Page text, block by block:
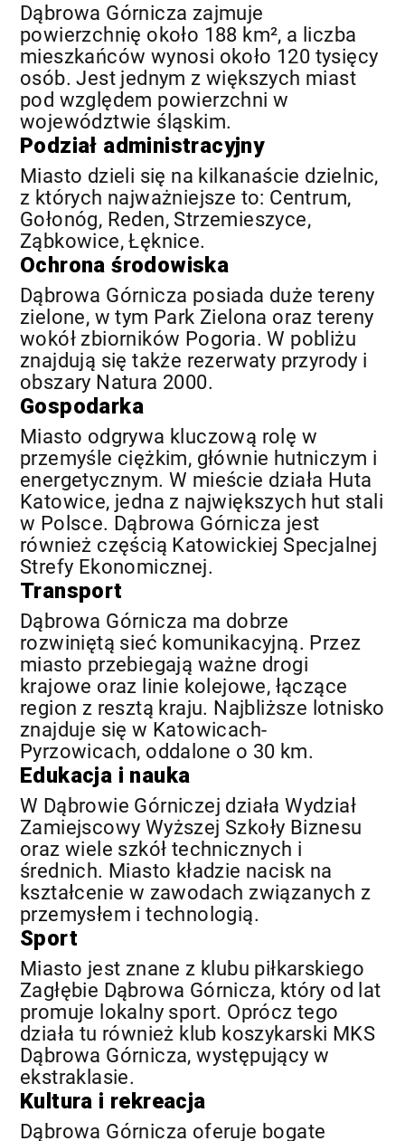
Dąbrowa Górnicza zajmuje
powierzchnię około 188 km², a liczba
mieszkańców wynosi około 120 tysięcy
osób. Jest jednym z większych miast
pod względem powierzchni w
województwie śląskim.
Podział administracyjny
Miasto dzieli się na kilkanaście dzielnic,
z których najważniejsze to: Centrum,
Gołonóg, Reden, Strzemieszyce,
Ząbkowice, Łęknice.
Ochrona środowiska
Dąbrowa Górnicza posiada duże tereny
zielone, w tym Park Zielona oraz tereny
wokół zbiorników Pogoria. W pobliżu
znajdują się także rezerwaty przyrody i
obszary Natura 2000.
Gospodarka
Miasto odgrywa kluczową rolę w
przemyśle ciężkim, głównie hutniczym i
energetycznym. W mieście działa Huta
Katowice, jedna z największych hut stali
w Polsce. Dąbrowa Górnicza jest
również częścią Katowickiej Specjalnej
Strefy Ekonomicznej.
Transport
Dąbrowa Górnicza ma dobrze
rozwiniętą sieć komunikacyjną. Przez
miasto przebiegają ważne drogi
krajowe oraz linie kolejowe, łączące
region z resztą kraju. Najbliższe lotnisko
znajduje się w Katowicach-
Pyrzowicach, oddalone o 30 km.
Edukacja i nauka
W Dąbrowie Górniczej działa Wydział
Zamiejscowy Wyższej Szkoły Biznesu
oraz wiele szkół technicznych i
średnich. Miasto kładzie nacisk na
kształcenie w zawodach związanych z
przemysłem i technologią.
Sport
Miasto jest znane z klubu piłkarskiego
Zagłębie Dąbrowa Górnicza, który od lat
promuje lokalny sport. Oprócz tego
działa tu również klub koszykarski MKS
Dąbrowa Górnicza, występujący w
ekstraklasie.
Kultura i rekreacja
Dąbrowa Górnicza oferuje bogate